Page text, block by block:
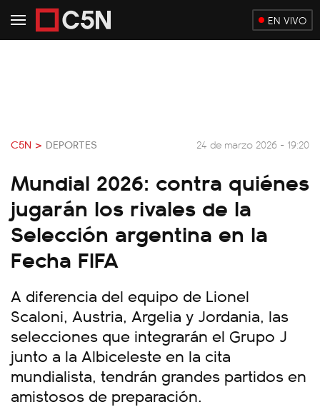
EN VIVO
C5N > DEPORTES 24 de marzo 2026 - 19:20
Mundial 2026: contra quiénes
jugarán los rivales de la
Selección argentina en la
Fecha FIFA
A diferencia del equipo de Lionel
Scaloni, Austria, Argelia y Jordania, las
selecciones que integrarán el Grupo J
junto a la Albiceleste en la cita
mundialista, tendrán grandes partidos en
amistosos de preparación.